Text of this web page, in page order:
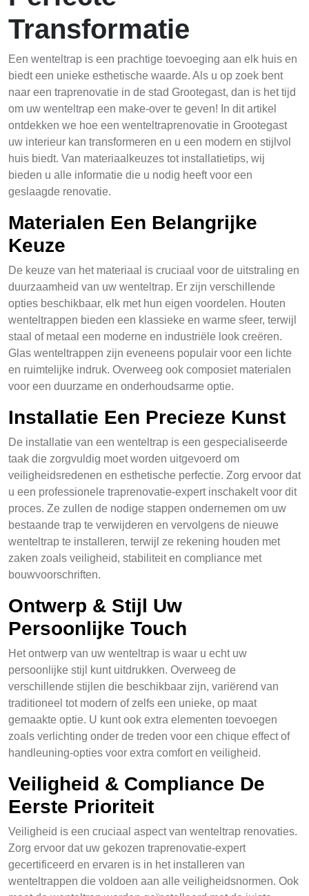
Transformatie
Een wenteltrap is een prachtige toevoeging aan elk huis en
biedt een unieke esthetische waarde. Als u op zoek bent
naar een traprenovatie in de stad Grootegast, dan is het tijd
om uw wenteltrap een make-over te geven! In dit artikel
ontdekken we hoe een wenteltraprenovatie in Grootegast
uw interieur kan transformeren en u een modern en stijlvol
huis biedt. Van materiaalkeuzes tot installatietips, wij
bieden u alle informatie die u nodig heeft voor een
geslaagde renovatie.
Materialen Een Belangrijke
Keuze
De keuze van het materiaal is cruciaal voor de uitstraling en
duurzaamheid van uw wenteltrap. Er zijn verschillende
opties beschikbaar, elk met hun eigen voordelen. Houten
wenteltrappen bieden een klassieke en warme sfeer, terwijl
staal of metaal een moderne en industriële look creëren.
Glas wenteltrappen zijn eveneens populair voor een lichte
en ruimtelijke indruk. Overweeg ook composiet materialen
voor een duurzame en onderhoudsarme optie.
Installatie Een Precieze Kunst
De installatie van een wenteltrap is een gespecialiseerde
taak die zorgvuldig moet worden uitgevoerd om
veiligheidsredenen en esthetische perfectie. Zorg ervoor dat
u een professionele traprenovatie-expert inschakelt voor dit
proces. Ze zullen de nodige stappen ondernemen om uw
bestaande trap te verwijderen en vervolgens de nieuwe
wenteltrap te installeren, terwijl ze rekening houden met
zaken zoals veiligheid, stabiliteit en compliance met
bouwvoorschriften.
Ontwerp & Stijl Uw
Persoonlijke Touch
Het ontwerp van uw wenteltrap is waar u echt uw
persoonlijke stijl kunt uitdrukken. Overweeg de
verschillende stijlen die beschikbaar zijn, variërend van
traditioneel tot modern of zelfs een unieke, op maat
gemaakte optie. U kunt ook extra elementen toevoegen
zoals verlichting onder de treden voor een chique effect of
handleuning-opties voor extra comfort en veiligheid.
Veiligheid & Compliance De
Eerste Prioriteit
Veiligheid is een cruciaal aspect van wenteltrap renovaties.
Zorg ervoor dat uw gekozen traprenovatie-expert
gecertificeerd en ervaren is in het installeren van
wenteltrappen die voldoen aan alle veiligheidsnormen. Ook